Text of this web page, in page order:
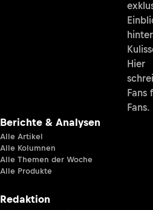
Hier
Fans
Fans.
Berichte & Analysen
Alle Artikel
Alle Kolumnen
Alle Themen der Woche
Alle Produkte
Redaktion